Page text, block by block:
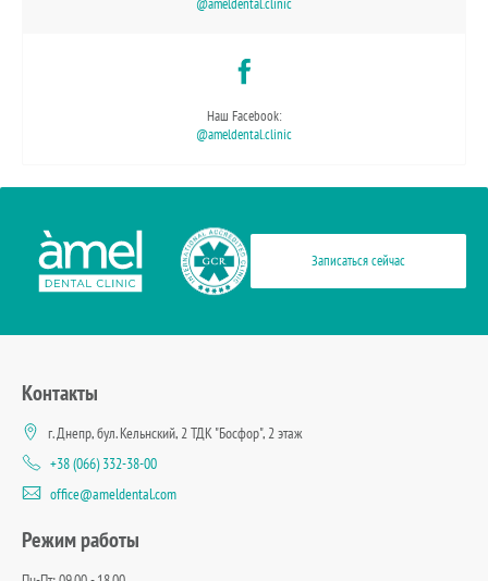
@ameldental.clinic
Наш Facebook:
@ameldental.clinic
Записаться сейчас
Контакты
г. Днепр, бул. Кельнский, 2 ТДК "Босфор", 2 этаж
+38 (066) 332-38-00
office@ameldental.com
Режим работы